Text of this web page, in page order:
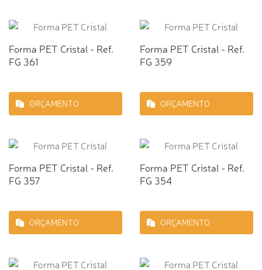
Forma PET Cristal - Ref.
FG 361
ORÇAMENTO
Forma PET Cristal - Ref.
FG 359
ORÇAMENTO
Forma PET Cristal - Ref.
FG 357
ORÇAMENTO
Forma PET Cristal - Ref.
FG 354
ORÇAMENTO